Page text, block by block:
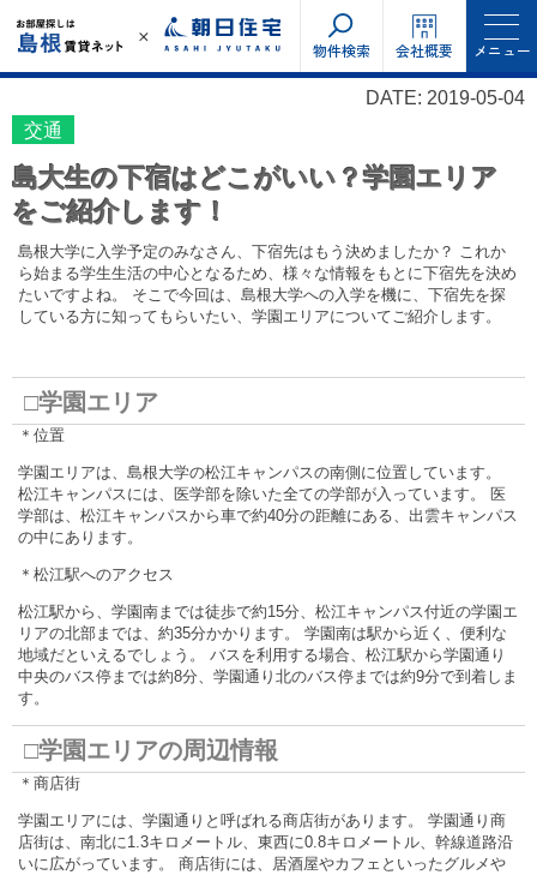
物件検索 会社概要 メニュー
DATE: 2019-05-04
交通
島大生の下宿はどこがいい？学園エリア
をご紹介します！
島根大学に入学予定のみなさん、下宿先はもう決めましたか？ これか
ら始まる学生生活の中心となるため、様々な情報をもとに下宿先を決め
たいですよね。 そこで今回は、島根大学への入学を機に、下宿先を探
している方に知ってもらいたい、学園エリアについてご紹介します。
□学園エリア
＊位置
学園エリアは、島根大学の松江キャンパスの南側に位置しています。
松江キャンパスには、医学部を除いた全ての学部が入っています。 医
学部は、松江キャンパスから車で約40分の距離にある、出雲キャンパス
の中にあります。
＊松江駅へのアクセス
松江駅から、学園南までは徒歩で約15分、松江キャンパス付近の学園エ
リアの北部までは、約35分かかります。 学園南は駅から近く、便利な
地域だといえるでしょう。 バスを利用する場合、松江駅から学園通り
中央のバス停までは約8分、学園通り北のバス停までは約9分で到着しま
す。
□学園エリアの周辺情報
＊商店街
学園エリアには、学園通りと呼ばれる商店街があります。 学園通り商
店街は、南北に1.3キロメートル、東西に0.8キロメートル、幹線道路沿
いに広がっています。 商店街には、居酒屋やカフェといったグルメや